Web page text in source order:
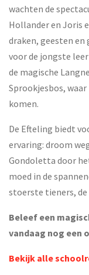
wachten de
Hollander en Joris
draken, geesten en
voor de jongste
de magische
Sprookjesbos,
komen.
De Efteling biedt
ervaring: droom
Gondoletta door
moed in de
stoerste tieners,
Beleef een
vandaag nog een
Bekijk alle